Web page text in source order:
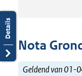
Nota
Geldend van 01-